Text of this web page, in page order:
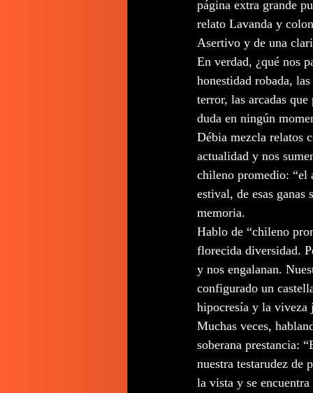
página extra grande
relato Lavanda y
Asertivo y de una
En verdad, ¿qué nos
honestidad robada,
terror, las arcadas
duda en ningún
Débia mezcla relatos
actualidad y nos
chileno promedio: “el
estival, de esas ganas
memoria.
Hablo de “chileno
florecida diversidad.
y nos engalanan.
configurado un
hipocresía y la viveza
Muchas veces,
soberana prestancia:
nuestra testarudez de
la vista y se